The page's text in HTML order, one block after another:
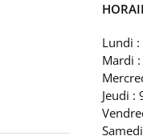
Lundi
Mardi
Jeudi :